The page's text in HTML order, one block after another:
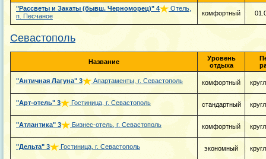
"Рассветы и Закаты (бывш. Черноморец)" 4
Отель,
п. Песчаное
комфортный
Севастополь
Название
Уровень
отдыха
"Античная Лагуна" 3 Апартаменты, г. Севастополь комфортный
"Арт-отель" 3 Гостиница, г. Севастополь стандартный
"Атлантика" 3 Бизнес-отель, г. Севастополь комфортный
"Дельта" 3 Гостиница, г. Севастополь экономный